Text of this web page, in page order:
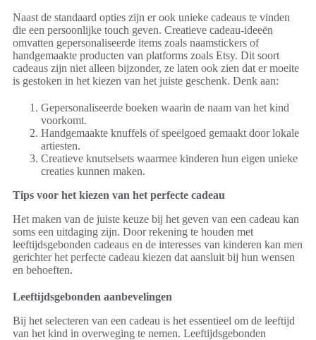
Naast de standaard opties zijn er ook unieke cadeaus te vinden
die een persoonlijke touch geven. Creatieve cadeau-ideeën
omvatten gepersonaliseerde items zoals naamstickers of
handgemaakte producten van platforms zoals Etsy. Dit soort
cadeaus zijn niet alleen bijzonder, ze laten ook zien dat er moeite
is gestoken in het kiezen van het juiste geschenk. Denk aan:
Gepersonaliseerde boeken waarin de naam van het kind
voorkomt.
Handgemaakte knuffels of speelgoed gemaakt door lokale
artiesten.
Creatieve knutselsets waarmee kinderen hun eigen unieke
creaties kunnen maken.
Tips voor het kiezen van het perfecte cadeau
Het maken van de juiste keuze bij het geven van een cadeau kan
soms een uitdaging zijn. Door rekening te houden met
leeftijdsgebonden cadeaus en de interesses van kinderen kan men
gerichter het perfecte cadeau kiezen dat aansluit bij hun wensen
en behoeften.
Leeftijdsgebonden aanbevelingen
Bij het selecteren van een cadeau is het essentieel om de leeftijd
van het kind in overweging te nemen. Leeftijdsgebonden